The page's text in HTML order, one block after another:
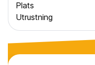
Plats
Utrustning